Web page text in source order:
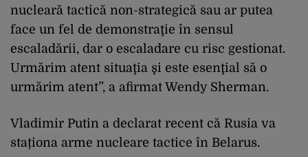
nucleară tactică non-strategică sau ar putea
face un fel de demonstraţie în sensul
escaladării, dar o escaladare cu risc gestionat.
Urmărim atent situaţia şi este esenţial să o
urmărim atent”, a afirmat Wendy Sherman.
Vladimir Putin a declarat recent că Rusia va
staționa arme nucleare tactice în Belarus.